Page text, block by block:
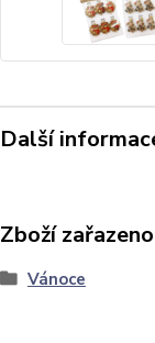
Další
Zboží
Vánoce